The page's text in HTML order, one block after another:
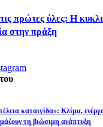
πρώτες ύλες: Η
στην πράξη
καταιγίδα»: Κλίμα,
τη βιώσιμη ανάπτυξη